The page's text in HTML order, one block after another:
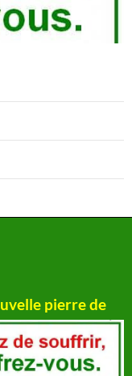
pierre de